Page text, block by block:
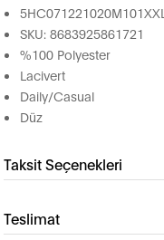
5HC071221020M101XXL
SKU: 8683925861721
%100 Polyester
Lacivert
Daily/Casual
Düz
Taksit Seçenekleri
Teslimat